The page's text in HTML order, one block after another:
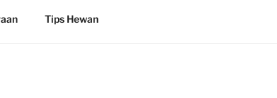
Tips Hewan